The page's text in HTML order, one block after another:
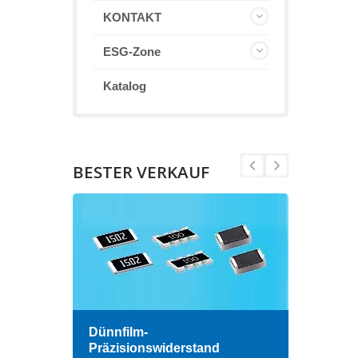
KONTAKT
ESG-Zone
Katalog
BESTER VERKAUF
Dünnfilm-
Präzisionswiderstand